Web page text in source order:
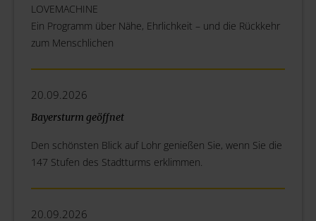
LOVEMACHINE
Ein Programm über Nähe, Ehrlichkeit – und die Rückkehr
zum Menschlichen
20.09.2026
Bayersturm geöffnet
Den schönsten Blick auf Lohr genießen Sie, wenn Sie die
147 Stufen des Stadtturms erklimmen.
20.09.2026